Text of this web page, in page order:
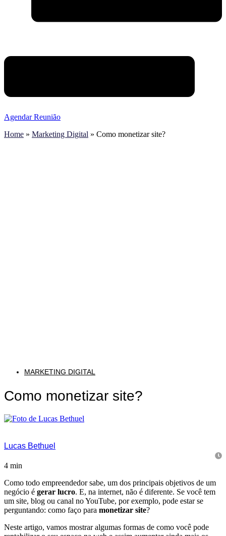
Agendar Reunião
Home » Marketing Digital » Como monetizar site?
MARKETING DIGITAL
Como monetizar site?
Lucas Bethuel
4 min
Como todo empreendedor sabe, um dos principais objetivos de um
negócio é gerar lucro. E, na internet, não é diferente. Se você tem
um site, blog ou canal no YouTube, por exemplo, pode estar se
perguntando: como faço para monetizar site?
Neste artigo, vamos mostrar algumas formas de como você pode